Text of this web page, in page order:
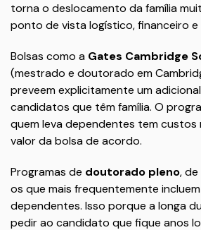
torna o deslocamento da família
ponto de vista logístico, financeiro e
Bolsas como a Gates Cambridge
(mestrado e doutorado em
preveem explicitamente um
candidatos que têm família. O
quem leva dependentes tem custos
valor da bolsa de acordo.
Programas de doutorado pleno,
os que mais frequentemente
dependentes. Isso porque a longa
pedir ao candidato que fique anos